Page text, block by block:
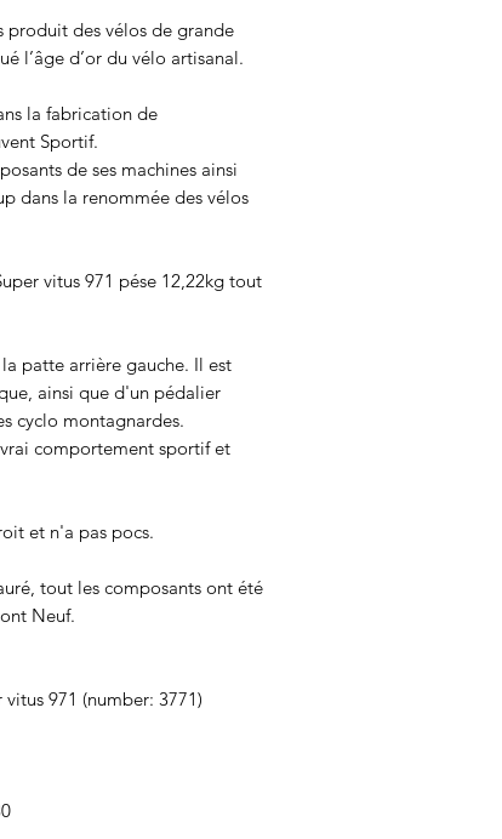
produit des vélos de grande
l’âge d’or du vélo artisanal.
la fabrication de
Sportif.
de ses machines ainsi
dans la renommée des vélos
vitus 971 pése 12,22kg tout
patte arrière gauche. Il est
ainsi que d'un pédalier
cyclo montagnardes.
comportement sportif et
et n'a pas pocs.
tout les composants ont été
Neuf.
vitus 971 (number: 3771)